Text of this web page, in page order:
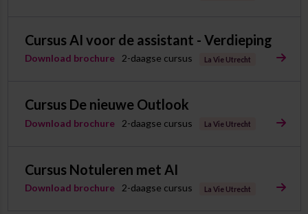
Cursus AI voor de assistant - Verdieping
Download brochure 2-daagse cursus La Vie Utrecht
Cursus De nieuwe Outlook
Download brochure 2-daagse cursus La Vie Utrecht
Cursus Notuleren met AI
Download brochure 2-daagse cursus La Vie Utrecht